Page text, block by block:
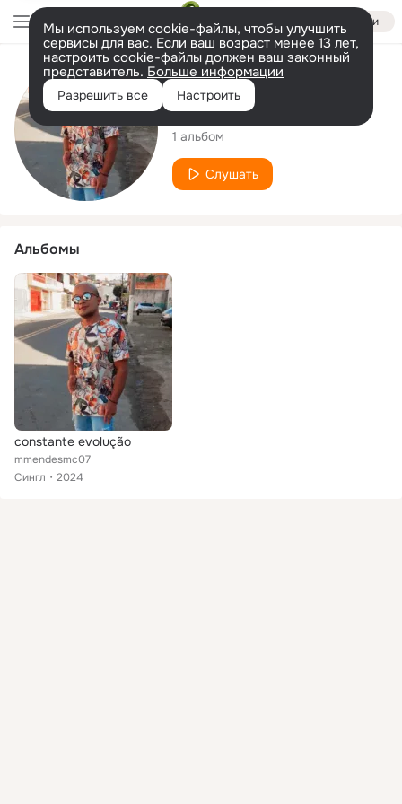
Войти
Мы используем cookie-файлы, чтобы улучшить
сервисы для вас. Если ваш возраст менее 13 лет,
настроить cookie-файлы должен ваш законный
представитель. Больше информации
Разрешить все Настроить
Исполнитель
mmendesmc07
1 альбом
Слушать
Альбомы
constante evolução
mmendesmc07
Сингл
2024